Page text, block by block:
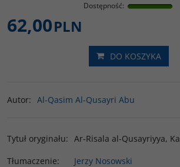
Dostępność:
62,00PLN
DO KOSZYKA
Autor: Al-Qasim Al-Qusayri Abu
Tytuł oryginału: Ar-Risala al-Qusayriyya,
Tłumaczenie:
Jerzy Nosowski